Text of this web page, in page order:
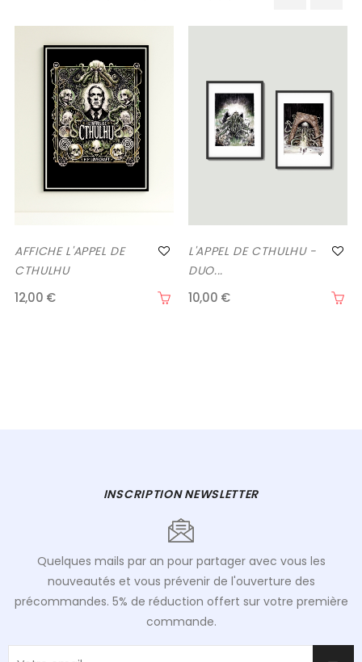
AFFICHE L'APPEL DE
CTHULHU
12,00 €
L'APPEL DE CTHULHU -
DUO...
10,00 €
‹ ›
INSCRIPTION NEWSLETTER
Quelques mails par an pour partager avec vous les
nouveautés et vous prévenir de l'ouverture des
précommandes. 5% de réduction offert sur votre première
commande.